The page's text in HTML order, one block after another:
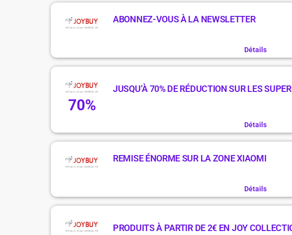
ABONNEZ-VOUS À LA NEWSLETTER
Détails
70%
JUSQU’À 70% DE RÉDUCTION SUR LES
Détails
REMISE ÉNORME SUR LA ZONE XIAOMI
Détails
PRODUITS À PARTIR DE 2€ EN JOY